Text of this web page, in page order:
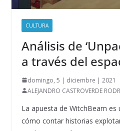
CULTURA
Análisis de
a través del
domingo, 5 | diciembre | 2021
ALEJANDRO CASTROVERDE
La apuesta de WitchBeam
cómo contar historias